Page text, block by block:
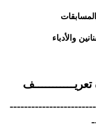
والأدباء